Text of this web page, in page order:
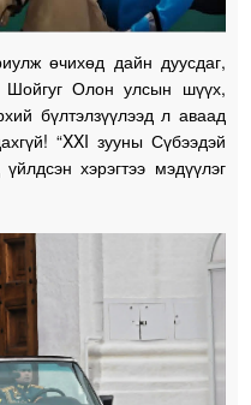
өчихөд дайн дуусдаг,
Шойгуг Олон улсын шүүх,
бүлтэлзүүлээд л аваад
“XXI зууны Сүбээдэй
хэрэгтээ мэдүүлэг